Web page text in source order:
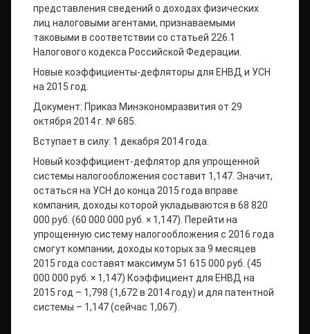
представления сведений о доходах физических
лиц налоговыми агентами, признаваемыми
таковыми в соответствии со статьей 226.1
Налогового кодекса Российской Федерации.
Новые коэффициенты-дефляторы для ЕНВД и УСН
на 2015 год.
Документ: Приказ Минэкономразвития от 29
октября 2014 г. № 685.
Вступает в силу: 1 декабря 2014 года.
Новый коэффициент-дефлятор для упрощенной
системы налогообложения составит 1,147. Значит,
остаться на УСН до конца 2015 года вправе
компания, доходы которой укладываются в 68 820
000 руб. (60 000 000 руб. × 1,147). Перейти на
упрощенную систему налогообложения с 2016 года
смогут компании, доходы которых за 9 месяцев
2015 года составят максимум 51 615 000 руб. (45
000 000 руб. × 1,147) Коэффициент для ЕНВД на
2015 год – 1,798 (1,672 в 2014 году) и для патентной
системы – 1,147 (сейчас 1,067).